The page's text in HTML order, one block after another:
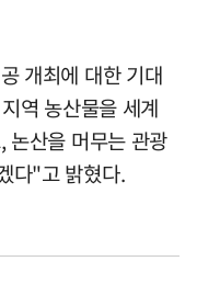
개최에 대한 기대
역 농산물을 세계
논산을 머무는 관광
다"고 밝혔다.